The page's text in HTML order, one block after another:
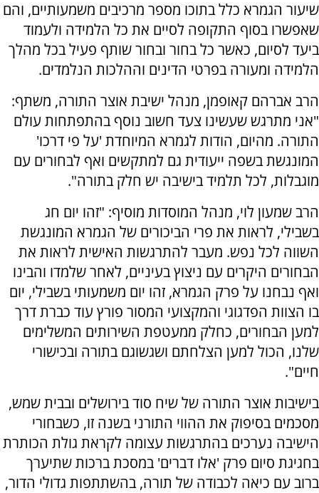
שיעור הגמרא כלל בתוכו מספר מרכיבים משמעותיים, והם
שאפשרו בסוף התקופה לסיים את כל הלמידה ולעמוד
ביעד לסיום, כאשר כל בחור ובחור שותף פעיל בכל מהלך
הלמידה ומעורה בפרטי הדינים וההלכות הנלמדים.
הרב אברהם קאופמן, מנהל ישיבת אוצר התורה, משתף:
"אני מתרגש שעשינו צעד חשוב נוסף בהתפתחות עולם
התורה. מהיום, הודות לגמרא המיוחדת 'על פי דרכו'
המונגשת בשפה ייעודית גם למתקשים ואף לבחורים עם
מוגבלות, לכל תלמיד בישיבה יש חלק בתורה".
הרב שמעון לוי, מנהל המוסדות מוסיף: "זהו יום חג
בשבילי, לראות את פרי הביכורים של הגמרא המונגשת
השווה לכל נפש. מעבר להתרגשות האישית לראות את
הבחורים היקרים עם ניצוץ בעיניים, לאחר שלמדו והבינו
ואף נבחנו על פרק הגמרא, זהו יום משמעותי בשבילי, יום
בו הצוות הפדגוגי והמקצועי המסור פורץ עוד כברת דרך
למען הבחורים, כחלק ממעטפת השירותים המשלימים
שלנו, הכול למען הצלחתם ושגשוגם בתורה ובכישורי
חיים".
בישיבות אוצר התורה של שיח סוד בירושלים ובבית שמש,
מסכמים בסיפוק את ההווי התורני בשנה זו, כשבחורי
הישיבה נערכים בהתרגשות עצומה לקראת גולת הכותרת
בחגיגת סיום פרק 'אלו דברים' במסכת ברכות שתיערך
ברוב עם כיאה לכבודה של תורה, בהשתתפות גדולי הדור,